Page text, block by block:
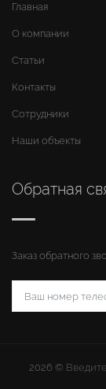
Главная
О компании
Статьи
Контакты
Сотрудники
Наши объекты
Обратная
Заказ обратного
2026 ©